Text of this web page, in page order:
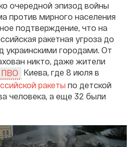
очередной эпизод войны
против мирного населения
подтверждение, что на
ракетная угроза до
украинскими городами. От
никто, даже жители
ПВО
Киева, где 8 июля в
ракеты по детской
человека, а еще 32 были